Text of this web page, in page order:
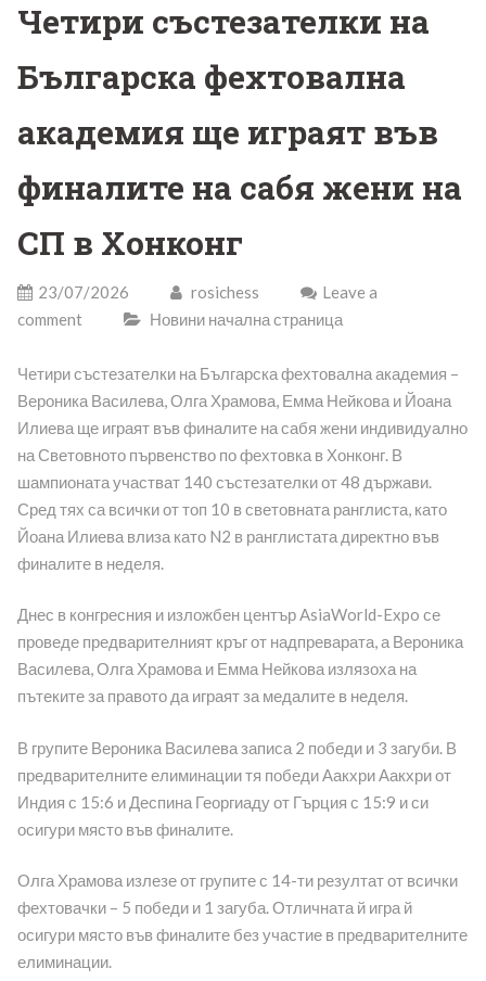
Четири състезателки на
Българска фехтовална
академия ще играят във
финалите на сабя жени на
СП в Хонконг
23/07/2026 rosichess
Leave a
comment
Новини начална страница
Четири състезателки на Българска фехтовална академия –
Вероника Василева, Олга Храмова, Емма Нейкова и Йоана
Илиева ще играят във финалите на сабя жени индивидуално
на Световното първенство по фехтовка в Хонконг. В
шампионата участват 140 състезателки от 48 държави.
Сред тях са всички от топ 10 в световната ранглиста, като
Йоана Илиева влиза като N2 в ранглистата директно във
финалите в неделя.
Днес в конгресния и изложбен център AsiaWorld-Expo се
проведе предварителният кръг от надпреварата, а Вероника
Василева, Олга Храмова и Емма Нейкова излязоха на
пътеките за правото да играят за медалите в неделя.
В групите Вероника Василева записа 2 победи и 3 загуби. В
предварителните елиминации тя победи Аакхри Аакхри от
Индия с 15:6 и Деспина Георгиаду от Гърция с 15:9 и си
осигури място във финалите.
Олга Храмова излезе от групите с 14-ти резултат от всички
фехтовачки – 5 победи и 1 загуба. Отличната й игра й
осигури място във финалите без участие в предварителните
елиминации.